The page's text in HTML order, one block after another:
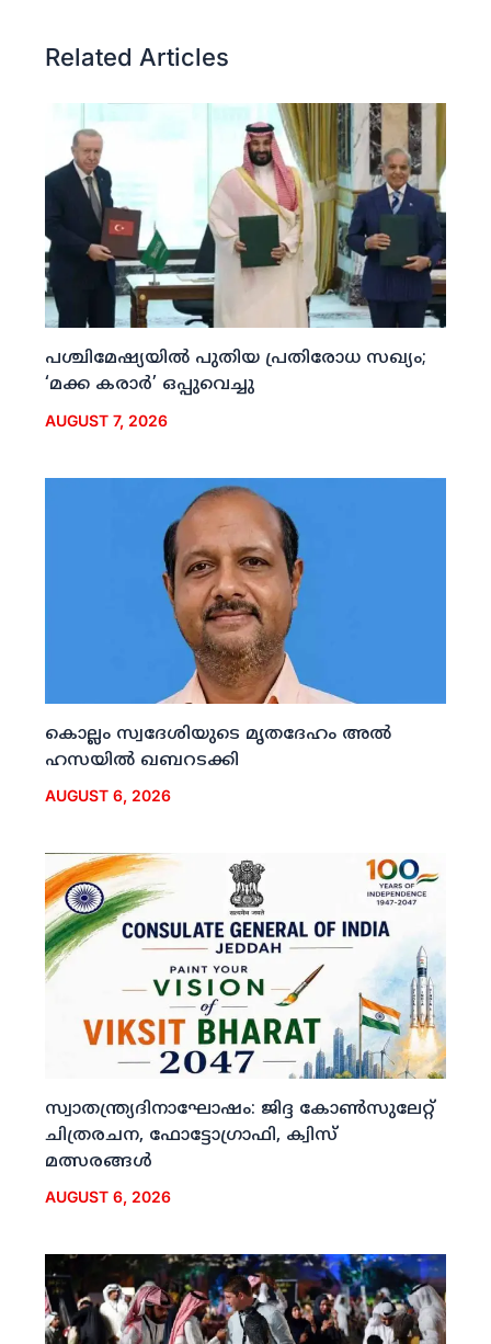
Related Articles
പശ്ചിമേഷ്യയില്‍ പുതിയ പ്രതിരോധ സഖ്യം;
‘മക്ക കരാര്‍’ ഒപ്പുവെച്ചു
AUGUST 7, 2026
കൊല്ലം സ്വദേശിയുടെ മൃതദേഹം അല്‍
ഹസയില്‍ ഖബറടക്കി
AUGUST 6, 2026
സ്വാതന്ത്ര്യദിനാഘോഷം: ജിദ്ദ കോണ്‍സുലേറ്റ്
ചിത്രരചന, ഫോട്ടോഗ്രാഫി, ക്വിസ്
മത്സരങ്ങള്‍
AUGUST 6, 2026